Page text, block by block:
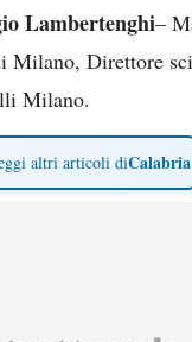
Lambertenghi–
Milano, Direttore
Milano.
altri articoli diCalabria